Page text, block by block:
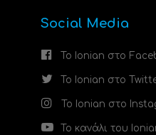
Social Media
Το Ionian στο
Το Ionian στο
Το Ionian στο
Το κανάλι του